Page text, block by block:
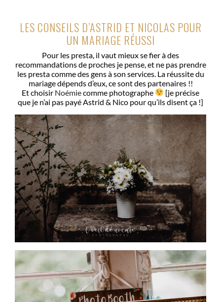
LES CONSEILS D’ASTRID ET NICOLAS POUR
UN MARIAGE RÉUSSI
Pour les presta, il vaut mieux se fier à des
recommandations de proches je pense, et ne pas prendre
les presta comme des gens à son services. La réussite du
mariage dépends d’eux, ce sont des partenaires !!
Et choisir Noémiecomme photographe
[je précise
que je n’ai pas payé Astrid & Nico pour qu’ils disent ça !]